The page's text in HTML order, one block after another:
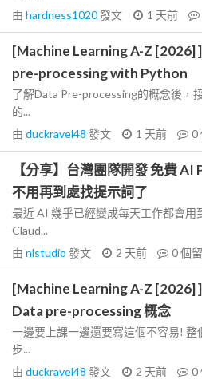
由 hardness1020發文 1 天前
[Machine Learning A-Z [2026]
pre-processing with Python
了解Data Pre-processing的概念後，
的...
由 duckravel48 發文 1 天前 0
【分享】台灣團隊開發 免費
不用再到處找提示詞了
最近 AI 幾乎已經變成每天工作都會用
Claud...
由 nlstudio 發文 2 天前 0個
[Machine Learning A-Z [2026]
Data pre-processing 概念
一邊要上課一邊還要寫這個不容易! 整
步...
由 duckravel48 發文 2 天前 0